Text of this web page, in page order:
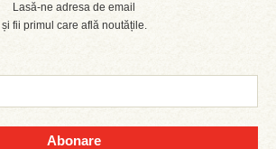
Lasă-ne adresa de email
și fii primul care află noutățile.
Abonare